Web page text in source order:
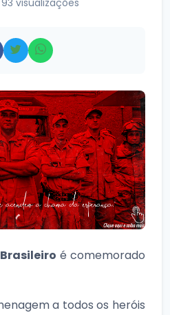
é comemorado
a todos os heróis